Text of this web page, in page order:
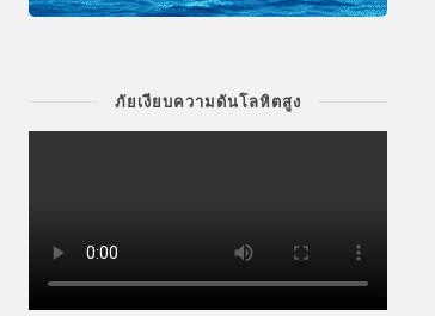
ภัยเงียบความดันโลหิตสูง